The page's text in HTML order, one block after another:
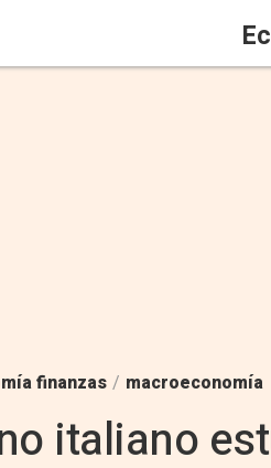
finanzas / macroeconomía
italiano